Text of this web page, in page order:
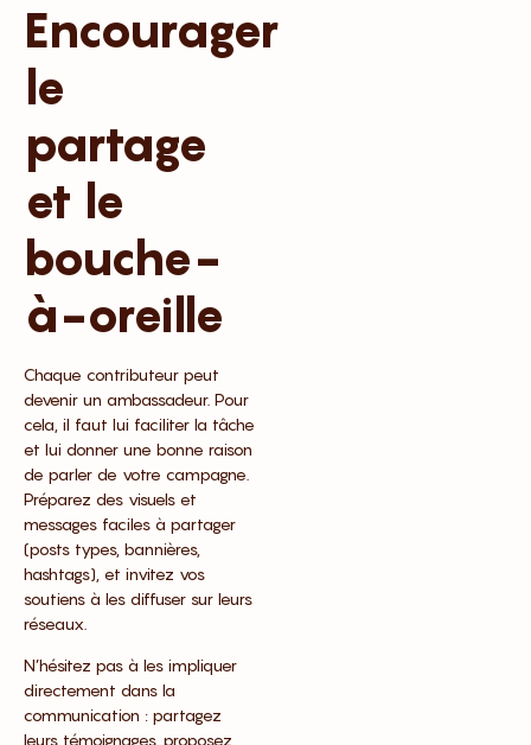
Encourager
le
partage
et le
bouche-
à-oreille
Chaque contributeur peut
devenir un ambassadeur. Pour
cela, il faut lui faciliter la tâche
et lui donner une bonne raison
de parler de votre campagne.
Préparez des visuels et
messages faciles à partager
(posts types, bannières,
hashtags), et invitez vos
soutiens à les diffuser sur leurs
réseaux.
N’hésitez pas à les impliquer
directement dans la
communication : partagez
leurs témoignages, proposez